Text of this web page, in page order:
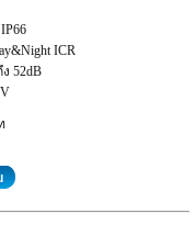
ICR
52dB